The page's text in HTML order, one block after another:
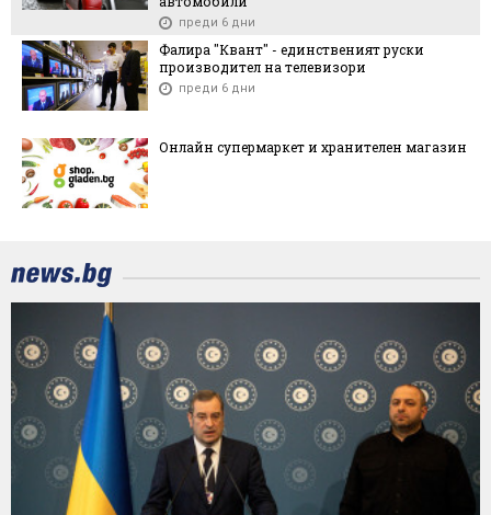
преди 6 дни
Фалира "Квант" - единственият руски
производител на телевизори
преди 6 дни
Онлайн супермаркет и хранителен магазин